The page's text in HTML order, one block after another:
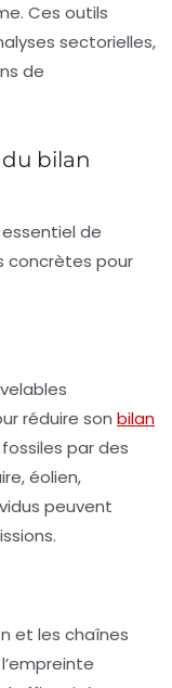
Ces outils
sectorielles,
de
bilan
de
concrètes pour
réduire son bilan
par des
éolien,
peuvent
et les chaînes